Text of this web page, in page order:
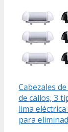
Cabezales
de callos, 3
lima
para